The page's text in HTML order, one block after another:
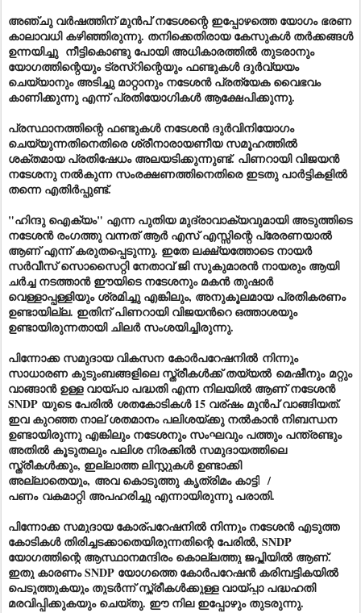
അഞ്ചു വർഷത്തിന് മുൻപ് നടേശന്റെ ഇപ്പോഴത്തെ യോഗം ഭരണ
കാലാവധി കഴിഞ്ഞിരുന്നു. തനിക്കെതിരായ കേസുകൾ തർക്കങ്ങൾ
ഉന്നയിച്ചു നീട്ടികൊണ്ടു പോയി അധികാരത്തിൽ തുടരാനും
യോഗത്തിന്റെയും ട്രസ്റിന്റെയും ഫണ്ടുകൾ ദുർവ്യയം
ചെയ്യാനും അടിച്ചു മാറ്റാനും നടേശൻ പ്രത്യേക വൈഭവം
കാണിക്കുന്നു എന്ന് പ്രതിയോഗികൾ ആക്ഷേപിക്കുന്നു.
പ്രസ്ഥാനത്തിന്റെ ഫണ്ടുകൾ നടേശൻ ദുർവിനിയോഗം
ചെയ്യുന്നതിനെതിരെ ശ്രീനാരായണീയ സമൂഹത്തിൽ
ശക്തമായ പ്രതിഷേധം അലയടിക്കുന്നുണ്ട്. പിണറായി വിജയൻ
നടേശനു നൽകുന്ന സംരക്ഷണത്തിനെതിരെ ഇടതു പാർട്ടികളിൽ
തന്നെ എതിർപ്പുണ്ട്.
"ഹിന്ദു ഐക്യം" എന്ന പുതിയ മുദ്രാവാക്യവുമായി അടുത്തിടെ
നടേശൻ രംഗത്തു വന്നത് ആർ എസ് എസ്സിന്റെ പ്രേരണയാൽ
ആണ് എന്ന് കരുതപ്പെടുന്നു. ഇതേ ലക്ഷ്യത്തോടെ നായർ
സർവീസ് സൊസൈറ്റി നേതാവ് ജി സുകുമാരൻ നായരും ആയി
ചർച്ച നടത്താൻ ഈയിടെ നടേശനും മകൻ തുഷാർ
വെള്ളാപ്പള്ളിയും ശ്രമിച്ചു എങ്കിലും, അനുകൂലമായ പ്രതികരണം
ഉണ്ടായില്ല. ഇതിന് പിണറായി വിജയൻറെ ഒത്താശയും
ഉണ്ടായിരുന്നതായി ചിലർ സംശയിച്ചിരുന്നു.
പിന്നോക്ക സമുദായ വികസന കോർപറേഷനിൽ നിന്നും
സാധാരണ കുടുംബങ്ങളിലെ സ്ത്രീകൾക്ക് തയ്യൽ മെഷീനുംമറ്റും
വാങ്ങാൻ ഉള്ള വായ്പാ പദ്ധതി എന്ന നിലയിൽ ആണ് നടേശൻ
SNDP യുടെ പേരിൽ ശതകോടികൾ 15 വര്ഷം മുൻപ് വാങ്ങിയത്.
ഇവ കുറഞ്ഞ നാല് ശതമാനം പലിശയ്ക്കു നൽകാൻ നിബന്ധന
ഉണ്ടായിരുന്നു എങ്കിലും നടേശനും സംഘവും പത്തും പന്ത്രണ്ടും
അതിൽ കൂടുതലും പലിശ നിരക്കിൽ സമുദായത്തിലെ
സ്ത്രീകൾക്കും, ഇല്ലാത്ത ലിസ്റ്റുകൾ ഉണ്ടാക്കി
അല്ലാതെയും, അവ കൊടുത്തു കൃത്രിമം കാട്ടി /
പണം വകമാറ്റി അപഹരിച്ചു എന്നായിരുന്നു പരാതി.
പിന്നോക്ക സമുദായ കോര്പറേഷനിൽ നിന്നും നടേശൻ എടുത്ത
കോടികൾ തിരിച്ചടക്കാതെയിരുന്നതിന്റെ പേരിൽ, SNDP
യോഗത്തിന്റെ ആസ്ഥാനമന്ദിരം കൊല്ലത്തു ജപ്തിയിൽ ആണ്.
ഇതു കാരണം SNDP യോഗത്തെ കോർപറേഷൻ കരിമ്പട്ടികയിൽ
പെടുത്തുകയും തുടർന്ന് സ്ത്രീകൾക്കുള്ള വായ്‌പ്പാ പദ്ധഹതി
മരവിപ്പിക്കുകയും ചെയ്തു. ഈ നില ഇപ്പോഴും തുടരുന്നു.